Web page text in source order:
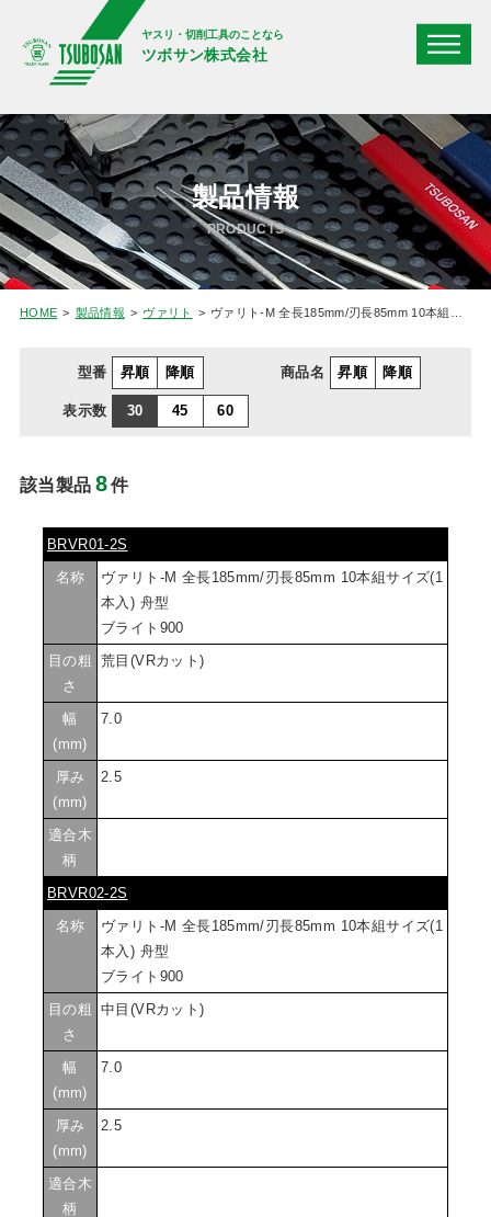
ヤスリ・切削工具のことなら
ツボサン株式会社
製品情報
PRODUCTS
HOME 製品情報 ヴァリト ヴァリト-M 全長185mm/刃長85mm 10本組サイズ
型番 昇順 降順 商品名 昇順 降順
表示数 30 45 60
該当製品 8 件
BRVR01-2S
名称
ヴァリト-M 全長185mm/刃長85mm 10本組サイズ(1
本入) 舟型
ブライト900
目の粗
さ
荒目(VRカット)
幅
(mm)
7.0
厚み
(mm)
2.5
適合木
柄
BRVR02-2S
名称
ヴァリト-M 全長185mm/刃長85mm 10本組サイズ(1
本入) 舟型
ブライト900
目の粗
さ
中目(VRカット)
幅
(mm)
7.0
厚み
(mm)
2.5
適合木
柄